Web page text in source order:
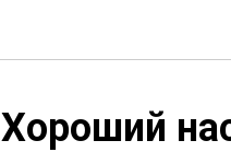
Хороший